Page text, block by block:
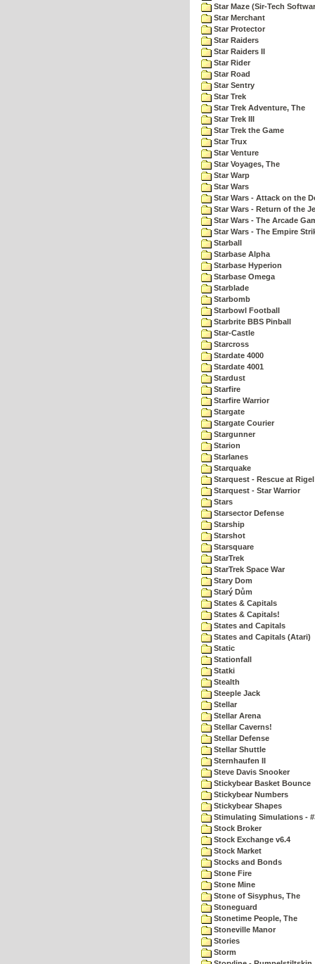
Star Maze (Sir-Tech
Star Merchant
Star Protector
Star Raiders
Star Raiders II
Star Rider
Star Road
Star Sentry
Star Trek
Star Trek Adventure, The
Star Trek III
Star Trek the Game
Star Trux
Star Venture
Star Voyages, The
Star Warp
Star Wars
Star Wars - Attack on the
Star Wars - Return of the
Star Wars - The Arcade
Star Wars - The Empire
Starball
Starbase Alpha
Starbase Hyperion
Starbase Omega
Starblade
Starbomb
Starbowl Football
Starbrite BBS Pinball
Star-Castle
Starcross
Stardate 4000
Stardate 4001
Stardust
Starfire
Starfire Warrior
Stargate
Stargate Courier
Stargunner
Starion
Starlanes
Starquake
Starquest - Rescue at Rigel
Starquest - Star Warrior
Stars
Starsector Defense
Starship
Starshot
Starsquare
StarTrek
StarTrek Space War
Stary Dom
Starý Dům
States & Capitals
States & Capitals!
States and Capitals
States and Capitals (Atari)
Static
Stationfall
Statki
Stealth
Steeple Jack
Stellar
Stellar Arena
Stellar Caverns!
Stellar Defense
Stellar Shuttle
Sternhaufen II
Steve Davis Snooker
Stickybear Basket Bounce
Stickybear Numbers
Stickybear Shapes
Stimulating Simulations -
Stock Broker
Stock Exchange v6.4
Stock Market
Stocks and Bonds
Stone Fire
Stone Mine
Stone of Sisyphus, The
Stoneguard
Stonetime People, The
Stoneville Manor
Stories
Storm